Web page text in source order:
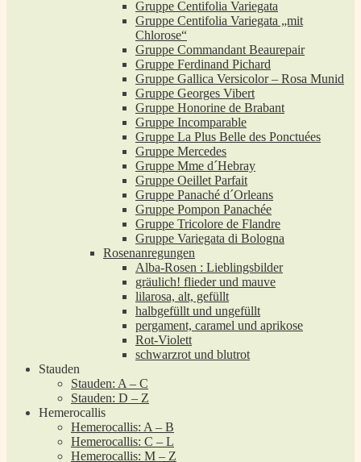
Gruppe Centifolia Variegata
Gruppe Centifolia Variegata „mit
Chlorose“
Gruppe Commandant Beaurepair
Gruppe Ferdinand Pichard
Gruppe Gallica Versicolor – Rosa Munid
Gruppe Georges Vibert
Gruppe Honorine de Brabant
Gruppe Incomparable
Gruppe La Plus Belle des Ponctuées
Gruppe Mercedes
Gruppe Mme d´Hebray
Gruppe Oeillet Parfait
Gruppe Panaché d´Orleans
Gruppe Pompon Panachée
Gruppe Tricolore de Flandre
Gruppe Variegata di Bologna
Rosenanregungen
Alba-Rosen : Lieblingsbilder
gräulich! flieder und mauve
lilarosa, alt, gefüllt
halbgefüllt und ungefüllt
pergament, caramel und aprikose
Rot-Violett
schwarzrot und blutrot
Stauden
Stauden: A – C
Stauden: D – Z
Hemerocallis
Hemerocallis: A – B
Hemerocallis: C – L
Hemerocallis: M – Z